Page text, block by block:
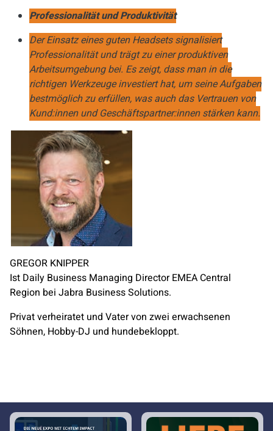
Professionalität und Produktivität
Der Einsatz eines guten Headsets signalisiert
Professionalität und trägt zu einer produktiven
Arbeitsumgebung bei. Es zeigt, dass man in die
richtigen Werkzeuge investiert hat, um seine Aufgaben
bestmöglich zu erfüllen, was auch das Vertrauen von
Kund:innen und Geschäftspartner:innen stärken kann.
GREGOR KNIPPER
Ist Daily Business Managing Director EMEA Central
Region bei Jabra Business Solutions.
Privat verheiratet und Vater von zwei erwachsenen
Söhnen, Hobby-DJ und hundebekloppt.